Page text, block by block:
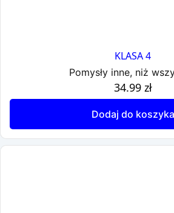
KLASA 4
Pomysły inne, niż
34.99 zł
Dodaj do koszyka